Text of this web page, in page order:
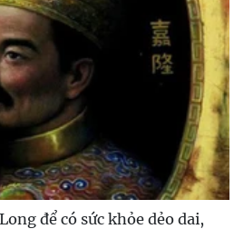
để có sức khỏe dẻo dai,